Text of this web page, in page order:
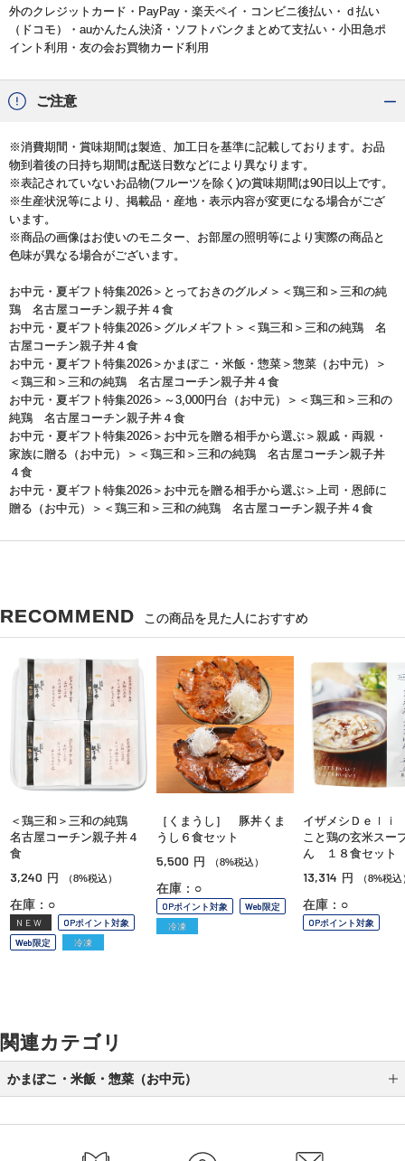
外のクレジットカード・PayPay・楽天ペイ・コンビニ後払い・ｄ払い
（ドコモ）・auかんたん決済・ソフトバンクまとめて支払い・小田急ポ
イント利用・友の会お買物カード利用
ご注意
※消費期間・賞味期間は製造、加工日を基準に記載しております。お品
物到着後の日持ち期間は配送日数などにより異なります。
※表記されていないお品物(フルーツを除く)の賞味期間は90日以上です。
※生産状況等により、掲載品・産地・表示内容が変更になる場合がござ
います。
※商品の画像はお使いのモニター、お部屋の照明等により実際の商品と
色味が異なる場合がございます。
お中元・夏ギフト特集2026 ＞ とっておきのグルメ ＞＜鶏三和＞三和の純
鶏 名古屋コーチン親子丼４食
お中元・夏ギフト特集2026 ＞ グルメギフト ＞＜鶏三和＞三和の純鶏 名
古屋コーチン親子丼４食
お中元・夏ギフト特集2026 ＞ かまぼこ・米飯・惣菜 ＞ 惣菜（お中元）
＞
＜鶏三和＞三和の純鶏 名古屋コーチン親子丼４食
お中元・夏ギフト特集2026 ＞ ～3,000円台（お中元）
＞＜鶏三和＞三和の
純鶏 名古屋コーチン親子丼４食
お中元・夏ギフト特集2026 ＞ お中元を贈る相手から選ぶ ＞ 親戚・両親・
家族に贈る（お中元）
＞＜鶏三和＞三和の純鶏 名古屋コーチン親子丼
４食
お中元・夏ギフト特集2026 ＞ お中元を贈る相手から選ぶ ＞ 上司・恩師に
贈る（お中元）
＞＜鶏三和＞三和の純鶏 名古屋コーチン親子丼４食
RECOMMEND この商品を見た人におすすめ
＜鶏三和＞三和の純鶏
名古屋コーチン親子丼４
食
3,240 円 （8%税込）
在庫：○
NEW
OPポイント対象
Web限定
冷凍
［くまうし］ 豚丼くま
うし６食セット
5,500 円 （8%税込）
在庫：○
OPポイント対象
Web限定
冷凍
イザメシＤｅｌ
こと鶏の玄米スー
ん １８食セット
13,314 円 （8%税込
在庫：○
OPポイント対象
関連カテゴリ
かまぼこ・米飯・惣菜（お中元）
米飯（お中元）